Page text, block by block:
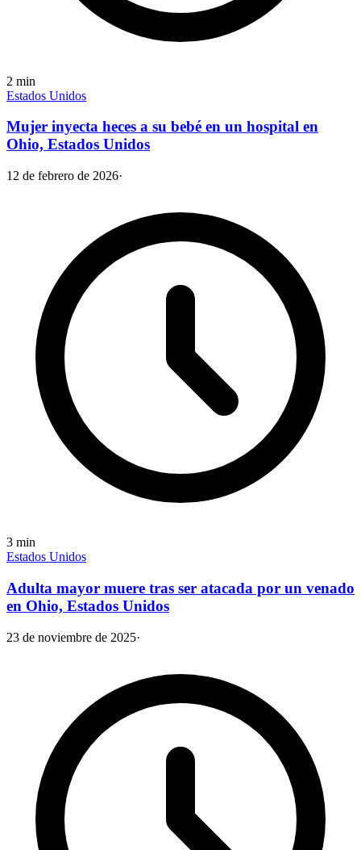
2 min
Estados Unidos
Mujer inyecta heces a su bebé en un hospital en
Ohio, Estados Unidos
12 de febrero de 2026·
3 min
Estados Unidos
Adulta mayor muere tras ser atacada por un venado
en Ohio, Estados Unidos
23 de noviembre de 2025·